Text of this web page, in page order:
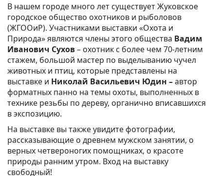
В нашем городе много лет существует Жуковское
городское общество охотников и рыболовов
(ЖГООиР). Участниками выставки «Охота и
Природа» являются члены этого общества Вадим
Иванович Сухов– охотник с более чем 70-летним
стажем, большой мастер по выделыванию чучел
животных и птиц, которые представлены на
выставке и Николай Васильевич Юдин –автор
форматных панно на темы охоты, выполненных в
технике резьбы по дереву, органично вписавшихся
в экспозицию.
На выставке вы также увидите фотографии,
рассказывающие о древнем мужском занятии, о
верных четвероногих помощниках, о красоте
природы ранним утром. Вход на выставку
свободный!